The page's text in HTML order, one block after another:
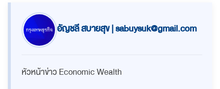
อัญชลี สบายสุข |sabuysuk@gmail.com
หัวหน้าข่าว Economic Wealth